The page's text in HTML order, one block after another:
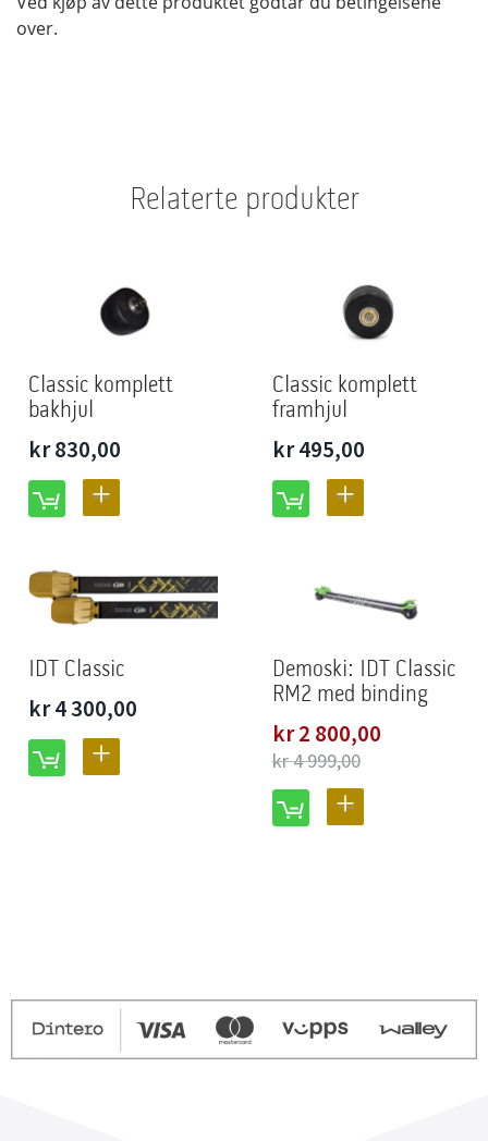
over.
Relaterte produkter
Classic komplett
bakhjul
kr 830,00
LEGG
SAMMENLIGNING
Classic komplett
framhjul
kr 495,00
LEGG
IDT Classic
kr 4 300,00
LEGG
Demoski: IDT Classic
RM2 med binding
Spesialpris
kr 2 800,00
kr 4 999,00
LEGG